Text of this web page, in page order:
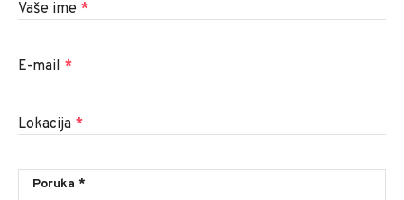
Vaše ime *
E-mail *
Lokacija *